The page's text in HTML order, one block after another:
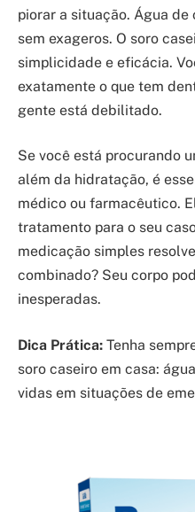
piorar a situação. Água
sem exageros. O soro
simplicidade e eficácia.
exatamente o que tem
gente está debilitado.
Se você está procurando
além da hidratação, é
médico ou farmacêutico.
tratamento para o seu
medicação simples
combinado? Seu corpo
inesperadas.
Dica Prática: Tenha
soro caseiro em casa:
vidas em situações de